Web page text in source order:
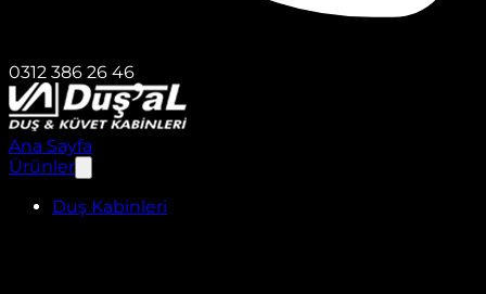
0312 386 26 46
Ana Sayfa
Ürünler
Duş Kabinleri